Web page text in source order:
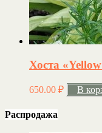
Хоста
650.00 ₽ В
Распродажа